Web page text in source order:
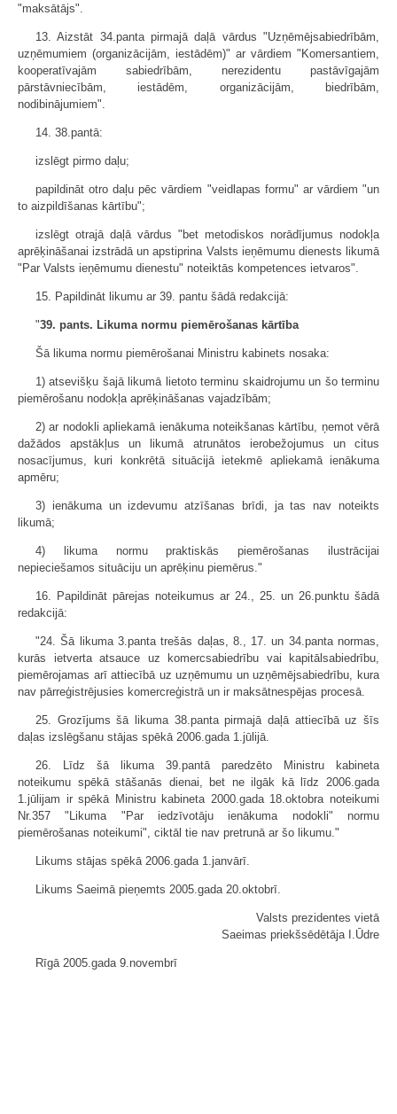
"maksātājs".
13. Aizstāt 34.panta pirmajā daļā vārdus "Uzņēmējsabiedrībām,
uzņēmu­miem (organizācijām, iestādēm)" ar vārdiem "Komersantiem,
kooperatīvajām sabiedrībām, nerezidentu pastāvīgajām
pārstāvniecībām, iestādēm, organizācijām, biedrībām,
nodibinājumiem".
14. 38.pantā:
izslēgt pirmo daļu;
papildināt otro daļu pēc vārdiem "veidlapas formu" ar vārdiem "un
to aizpildīšanas kārtību";
izslēgt otrajā daļā vārdus "bet metodiskos norādījumus nodokļa
aprēķināšanai izstrādā un apstiprina Valsts ieņēmumu dienests likumā
"Par Valsts ieņēmumu dienestu" noteiktās kompetences ietvaros".
15. Papildināt likumu ar 39. pantu šādā redakcijā:
"39. pants. Likuma normu piemērošanas kārtība
Šā likuma normu piemērošanai Ministru kabinets nosaka:
1) atsevišķu šajā likumā lietoto terminu skaidrojumu un šo terminu
piemērošanu nodokļa aprēķināšanas vajadzībām;
2) ar nodokli apliekamā ienākuma noteikšanas kārtību, ņemot vērā
dažādos apstākļus un likumā atrunātos ierobežojumus un citus
nosacījumus, kuri konkrētā situācijā ietekmē apliekamā ienākuma
apmēru;
3) ienākuma un izdevumu atzīšanas brīdi, ja tas nav noteikts
likumā;
4) likuma normu praktiskās piemērošanas ilustrācijai
nepieciešamos situāciju un aprēķinu piemērus."
16. Papildināt pārejas noteikumus ar 24., 25. un 26.punktu šādā
redakcijā:
"24. Šā likuma 3.panta trešās daļas, 8., 17. un 34.panta normas,
kurās ietverta atsauce uz komercsabiedrību vai kapitālsabiedrību,
piemērojamas arī attiecībā uz uzņēmumu un uzņēmējsabiedrību, kura
nav pārreģistrējusies komercreģistrā un ir maksātnespējas procesā.
25. Grozījums šā likuma 38.panta pirmajā daļā attiecībā uz šīs
daļas izslēgšanu stājas spēkā 2006.gada 1.jūlijā.
26. Līdz šā likuma 39.pantā paredzēto Ministru kabineta
noteikumu spēkā stāšanās dienai, bet ne ilgāk kā līdz 2006.gada
1.jūlijam ir spēkā Ministru kabineta 2000.gada 18.oktobra noteikumi
Nr.357 "Likuma "Par iedzīvotāju ienākuma nodokli" normu
piemērošanas noteikumi", ciktāl tie nav pretrunā ar šo likumu."
Likums stājas spēkā 2006.gada 1.janvārī.
Likums Saeimā pieņemts 2005.gada 20.oktobrī.
Valsts prezidentes vietā
Saeimas priekšsēdētāja I.Ūdre
Rīgā 2005.gada 9.novembrī